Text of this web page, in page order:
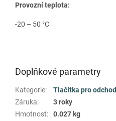
Provozní teplota:
-20 – 50 °C
Doplňkové parametry
Kategorie:
Tlačítka pro odchod
Záruka:
3 roky
Hmotnost:
0.027 kg